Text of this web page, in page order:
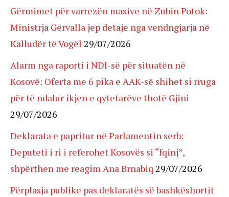
Gërmimet për varrezën masive në Zubin Potok:
Ministrja Gërvalla jep detaje nga vendngjarja në
Kalludër të Vogël 29/07/2026
Alarm nga raporti i NDI-së për situatën në
Kosovë: Oferta me 6 pika e AAK-së shihet si rruga
për të ndalur ikjen e qytetarëve thotë Gjini
29/07/2026
Deklarata e papritur në Parlamentin serb:
Deputeti i ri i referohet Kosovës si “fqinj”,
shpërthen me reagim Ana Brnabiq 29/07/2026
Përplasja publike pas deklaratës së bashkëshortit